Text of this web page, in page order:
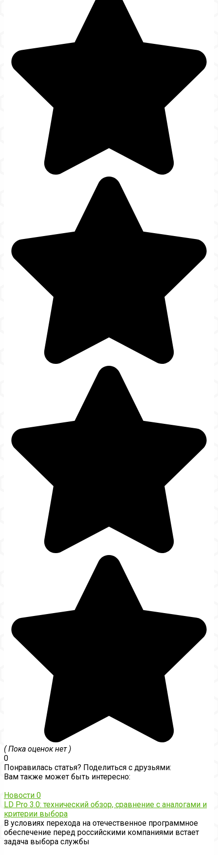
( Пока оценок нет )
0
Понравилась статья? Поделиться с друзьями:
Вам также может быть интересно:
Новости 0
LD Pro 3.0: технический обзор, сравнение с аналогами и
критерии выбора
В условиях перехода на отечественное программное
обеспечение перед российскими компаниями встает
задача выбора службы